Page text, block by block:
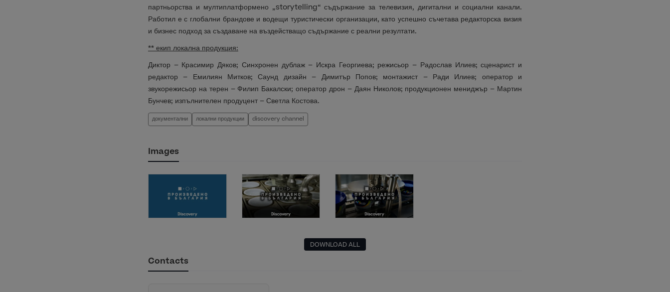
партньорства и мултиплатформено „storytelling“ съдържание за телевизия, дигитални и социални канали.
Работил е с глобални брандове и водещи туристически организации, като успешно съчетава редакторска визия
и бизнес подход за създаване на въздействащо съдържание с реални резултати.
** екип локална продукция:
Диктор – Красимир Дяков; Синхронен дублаж – Искра Георгиева; режисьор – Радослав Илиев; сценарист и
редактор – Емилиян Митков; Саунд дизайн – Димитър Попов; монтажист – Ради Илиев; оператор и
звукорежисьор на терен – Филип Бакалски; оператор дрон – Даян Николов; продукционен мениджър – Мартин
Бунчев; изпълнителен продуцент – Светла Костова.
документални локални продукции discovery channel
Images
DOWNLOAD ALL
Contacts